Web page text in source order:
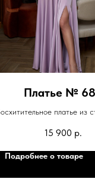
Платье №
платье из
мероприятия.
15 900 р.
Подробнее о товаре